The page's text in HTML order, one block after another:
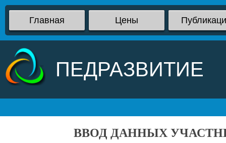
Главная Цены
ПЕДРАЗВИТИЕ
ВВОД ДАННЫХ